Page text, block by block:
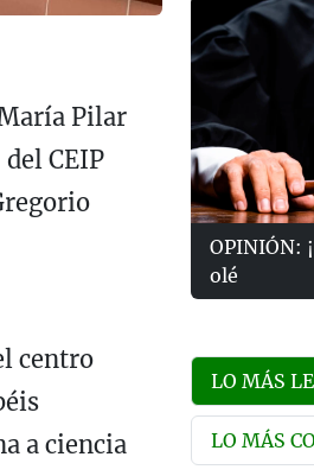
Pilar
CEIP
centro
a ciencia
OPINIÓN:
olé
LO MÁS
LO MÁS